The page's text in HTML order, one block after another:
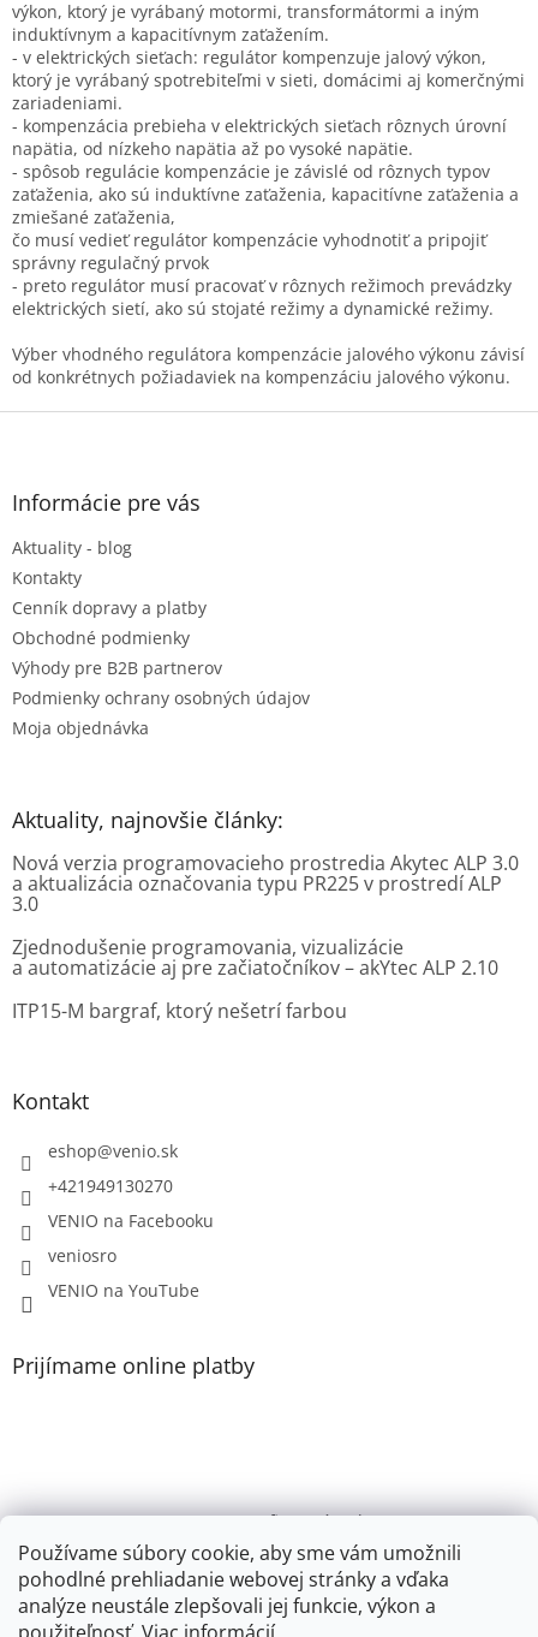
Používame súbory cookie, aby sme vám umožnili
pohodlné prehliadanie webovej stránky a vďaka
analýze neustále zlepšovali jej funkcie, výkon a
výkon, ktorý je vyrábaný motormi, transformátormi a iným
induktívnym a kapacitívnym zaťažením.
- v elektrických sieťach: regulátor kompenzuje jalový výkon,
ktorý je vyrábaný spotrebiteľmi v sieti, domácimi aj komerčnými
zariadeniami.
- kompenzácia prebieha v elektrických sieťach rôznych úrovní
napätia, od nízkeho napätia až po vysoké napätie.
- spôsob regulácie kompenzácie je závislé od rôznych typov
zaťaženia, ako sú induktívne zaťaženia, kapacitívne zaťaženia a
zmiešané zaťaženia,
čo musí vedieť regulátor kompenzácie vyhodnotiť a pripojiť
správny regulačný prvok
- preto regulátor musí pracovať v rôznych režimoch prevádzky
elektrických sietí, ako sú stojaté režimy a dynamické režimy.
Výber vhodného regulátora kompenzácie jalového výkonu závisí
od konkrétnych požiadaviek na kompenzáciu jalového výkonu.
Z
Informácie pre vás
Aktuality - blog
Kontakty
Cenník dopravy a platby
Obchodné podmienky
Výhody pre B2B partnerov
Podmienky ochrany osobných údajov
Moja objednávka
Aktuality, najnovšie články:
Nová verzia programovacieho prostredia Akytec ALP 3.0
a aktualizácia označovania typu PR225 v prostredí ALP
3.0
Zjednodušenie programovania, vizualizácie
a automatizácie aj pre začiatočníkov – akYtec ALP 2.10
ITP15-M bargraf, ktorý nešetrí farbou
Kontakt
eshop@venio.sk
+421949130270
VENIO na Facebooku
veniosro
VENIO na YouTube
Prijímame online platby
VENIO, s.r.o. - firemný web /
Videonávody YouTube k PR200, PR100, PR110, PR102
Youtube VENIO